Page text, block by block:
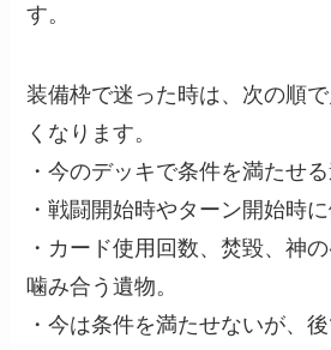
す。
装備枠で迷った時は、次の順
くなります。
・今のデッキで条件を満たせる
・戦闘開始時やターン開始時に
・カード使用回数、焚毀、神
噛み合う遺物。
・今は条件を満たせないが、